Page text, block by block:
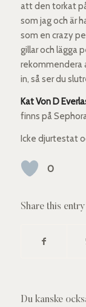
att den torkat
som jag och är
som en crazy
gillar och lägga
rekommendera
in, så ser du
Kat Von D
finns på
Icke djurtestat
0
Share this entry
Du kanske